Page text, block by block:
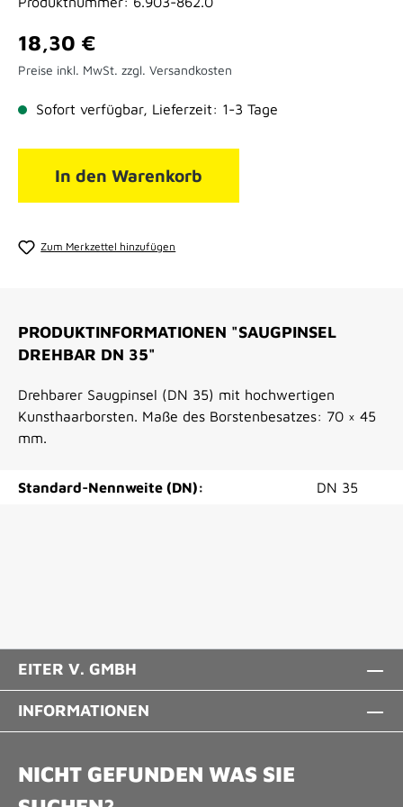
Regulärer Preis:
18,30 €
Preise inkl. MwSt. zzgl. Versandkosten
Sofort verfügbar, Lieferzeit: 1-3 Tage
In den Warenkorb
Zum Merkzettel hinzufügen
PRODUKTINFORMATIONEN "SAUGPINSEL
DREHBAR DN 35"
Drehbarer Saugpinsel (DN 35) mit hochwertigen
Kunsthaarborsten. Maße des Borstenbesatzes: 70 × 45
mm.
Standard-Nennweite (DN): DN 35
EITER V. GMBH
INFORMATIONEN
NICHT GEFUNDEN WAS SIE